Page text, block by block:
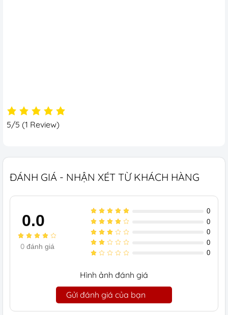
5/5 (1 Review)
ĐÁNH GIÁ - NHẬN XÉT TỪ KHÁCH HÀNG
0.0
0đánh giá
0
0
0
0
0
Hình ảnh đánh giá
Gửi đánh giá của bạn